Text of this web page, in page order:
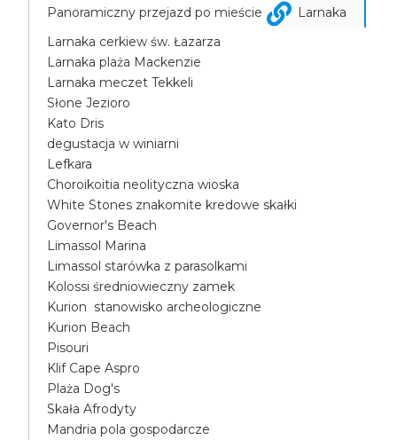
Panoramiczny przejazd po mieście
Larnaka
Larnaka cerkiew św. Łazarza
Larnaka plaża Mackenzie
Larnaka meczet Tekkeli
Słone Jezioro
Kato Dris
degustacja w winiarni
Lefkara
Choroikoitia neolityczna wioska
White Stones znakomite kredowe skałki
Governor's Beach
Limassol Marina
Limassol starówka z parasolkami
Kolossi średniowieczny zamek
Kurion stanowisko archeologiczne
Kurion Beach
Pisouri
Klif Cape Aspro
Plaża Dog's
Skała Afrodyty
Mandria pola gospodarcze